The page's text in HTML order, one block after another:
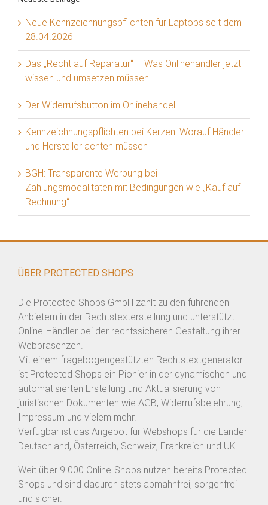
Neue Kennzeichnungspflichten für Laptops seit dem
28.04.2026
Das „Recht auf Reparatur“ – Was Onlinehändler jetzt
wissen und umsetzen müssen
Der Widerrufsbutton im Onlinehandel
Kennzeichnungspflichten bei Kerzen: Worauf Händler
und Hersteller achten müssen
BGH: Transparente Werbung bei
Zahlungsmodalitäten mit Bedingungen wie „Kauf auf
Rechnung“
ÜBER PROTECTED SHOPS
Die Protected Shops GmbH zählt zu den führenden
Anbietern in der Rechtstexterstellung und unterstützt
Online-Händler bei der rechtssicheren Gestaltung ihrer
Webpräsenzen.
Mit einem fragebogengestützten Rechtstextgenerator
ist Protected Shops ein Pionier in der dynamischen und
automatisierten Erstellung und Aktualisierung von
juristischen Dokumenten wie AGB, Widerrufsbelehrung,
Impressum und vielem mehr.
Verfügbar ist das Angebot für Webshops für die Länder
Deutschland, Österreich, Schweiz, Frankreich und UK.
Weit über 9.000 Online-Shops nutzen bereits Protected
Shops und sind dadurch stets abmahnfrei, sorgenfrei
und sicher.